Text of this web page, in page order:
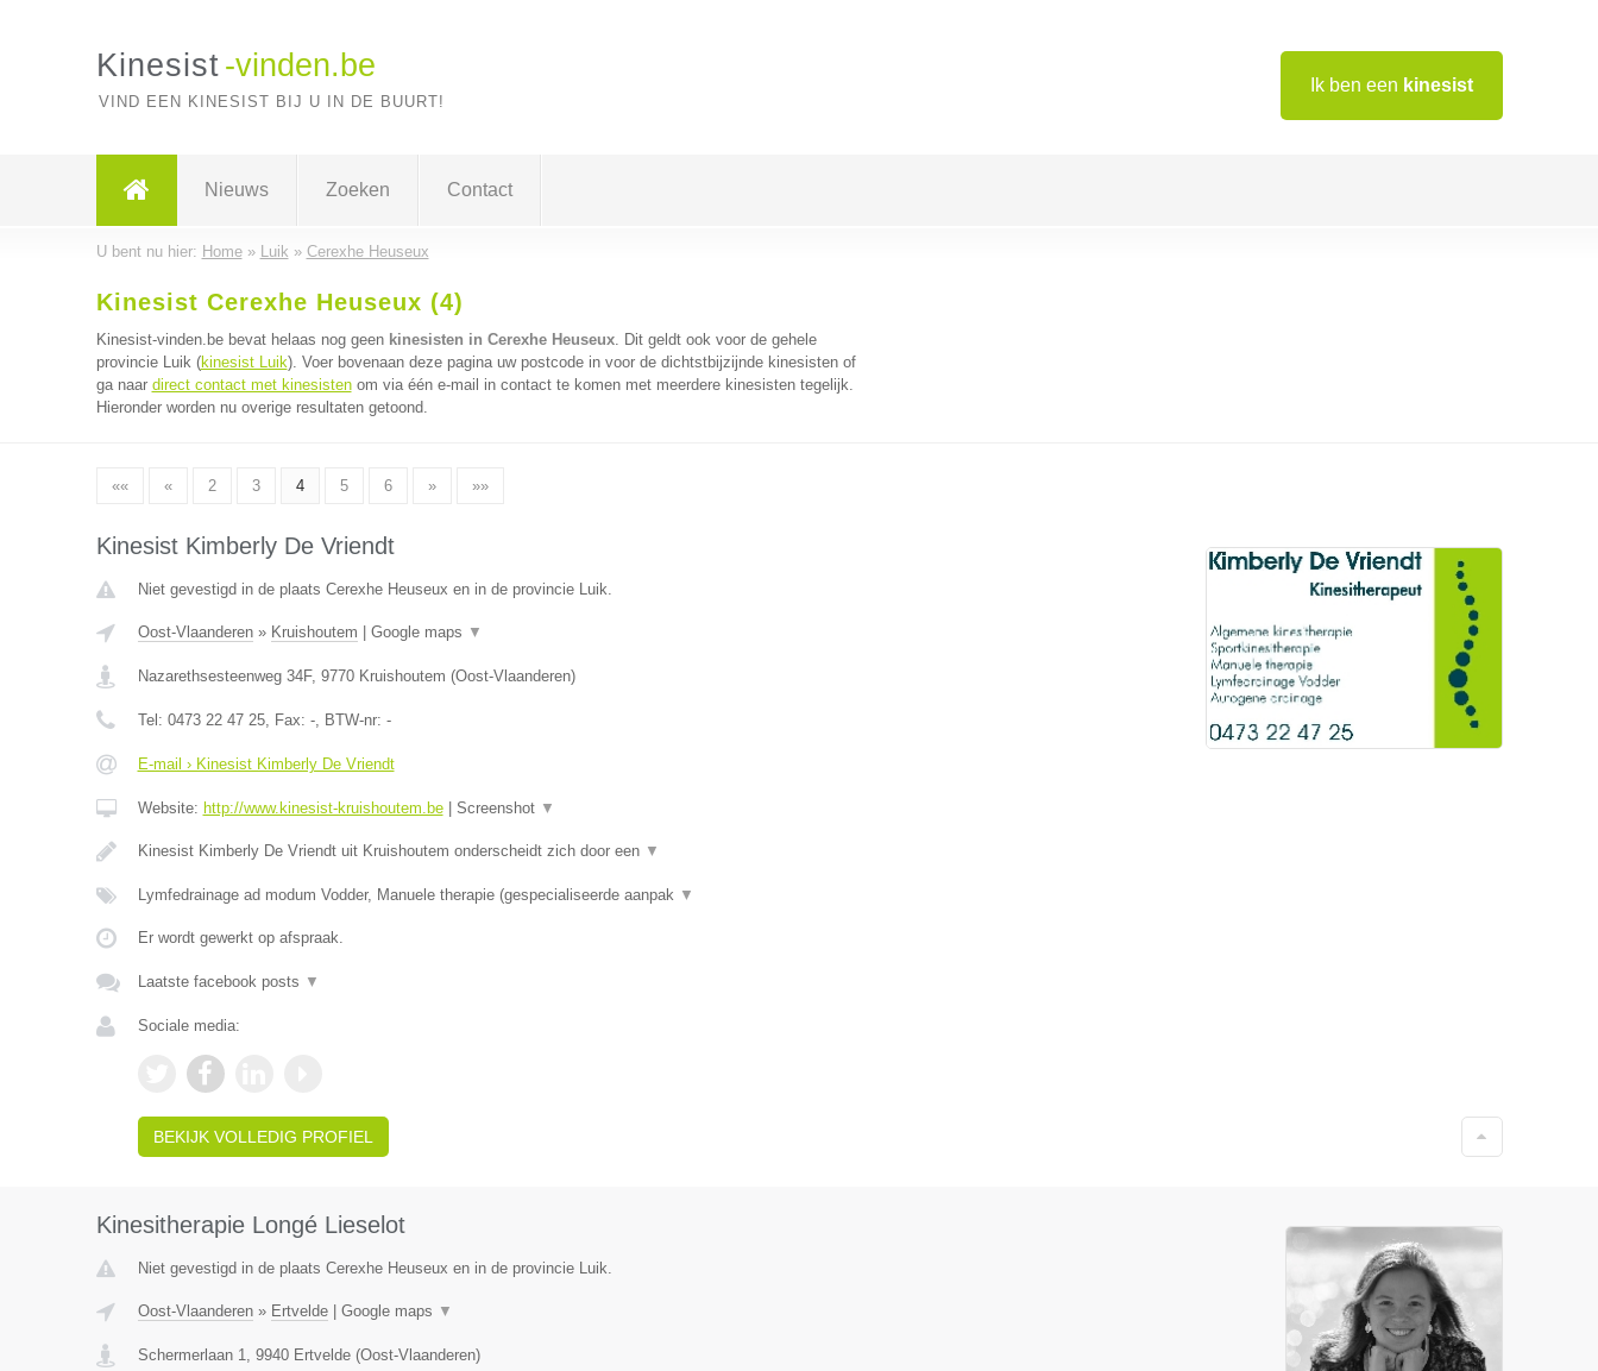
Ik ben een kinesist
Kinesist -vinden.be
VIND EEN KINESIST BIJ U IN DE BUURT!
Nieuws Zoeken Contact
U bent nu hier: Home» Luik » Cerexhe Heuseux
Kinesist Cerexhe Heuseux (4)
Kinesist-vinden.be bevat helaas nog geen kinesisten in Cerexhe Heuseux. Dit geldt ook voor de gehele
provincie Luik (kinesist Luik). Voer bovenaan deze pagina uw postcode in voor de dichtstbijzijnde kinesisten of
ga naar direct contact met kinesistenom via één e-mail in contact te komen met meerdere kinesisten tegelijk.
Hieronder worden nu overige resultaten getoond.
«« « 2 3 4 5 6 » »»
Kinesist Kimberly De Vriendt
Niet gevestigd in de plaats Cerexhe Heuseux en in de provincie Luik.
Oost-Vlaanderen» Kruishoutem Google maps ▼
Nazarethsesteenweg 34F, 9770 Kruishoutem (Oost-Vlaanderen)
Tel: 0473 22 47 25, Fax: -, BTW-nr: -
E-mail › Kinesist Kimberly De Vriendt
Website: http://www.kinesist-kruishoutem.be| Screenshot ▼
Kinesist Kimberly De Vriendt uit Kruishoutem onderscheidt zich door een ▼
Lymfedrainage ad modum Vodder, Manuele therapie (gespecialiseerde aanpak ▼
Er wordt gewerkt op afspraak.
Laatste facebook posts ▼
Sociale media:
BEKIJK VOLLEDIG PROFIEL
Kinesitherapie Longé Lieselot
Niet gevestigd in de plaats Cerexhe Heuseux en in de provincie Luik.
Oost-Vlaanderen» Ertvelde| Google maps ▼
Schermerlaan 1, 9940 Ertvelde(Oost-Vlaanderen)